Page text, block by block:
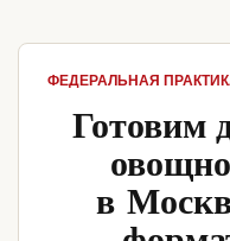
ФЕДЕРАЛЬНАЯ
Готовим
в